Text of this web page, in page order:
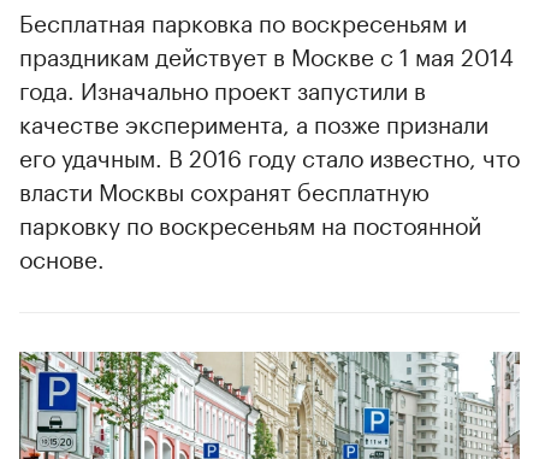
Бесплатная парковка по воскресеньям и
праздникам действует в Москве с 1 мая 2014
года. Изначально проект запустили в
качестве эксперимента, а позже признали
его удачным. В 2016 году стало известно, что
власти Москвы сохранят бесплатную
парковку по воскресеньям на постоянной
основе.